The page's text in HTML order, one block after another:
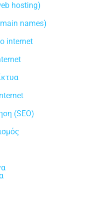
hosting)
names)
internet
(SEO)